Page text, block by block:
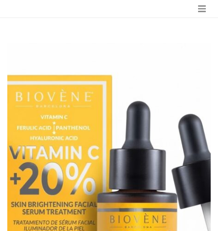
MODA CHICA
PERFUMES
BISUTERIA
BOLSOS Y MONEDEROS
CALZADO